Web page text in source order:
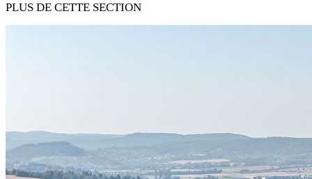
PLUS DE CETTE SECTION